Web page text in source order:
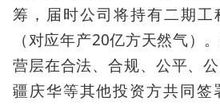
筹，届时公司将持有二期工
（对应年产20亿方天然气）
营层在合法、合规、公平、
疆庆华等其他投资方共同签